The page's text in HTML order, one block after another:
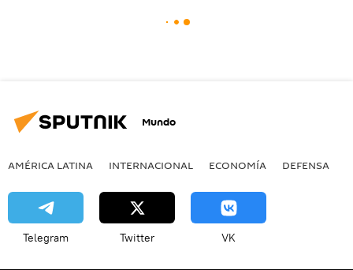
Mundo
AMÉRICA LATINA INTERNACIONAL ECONOMÍA DEFENSA
Telegram Twitter VK